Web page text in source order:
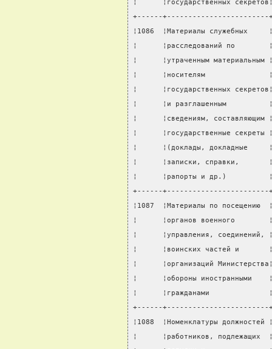
¦      ¦государственных
+------+------------------------
¦1086  ¦Материалы
¦      ¦расследований
¦      ¦утраченным
¦      ¦носителям
¦      ¦государственных
¦      ¦и разглашенным
¦      ¦сведениям,
¦      ¦государственные
¦      ¦(доклады,
¦      ¦записки,
¦      ¦рапорты и др.)
+------+------------------------
¦1087  ¦Материалы по
¦      ¦органов
¦      ¦управления,
¦      ¦воинских частей
¦      ¦организаций
¦      ¦обороны
¦      ¦гражданами
+------+------------------------
¦1088  ¦Номенклатуры
¦      ¦работников,